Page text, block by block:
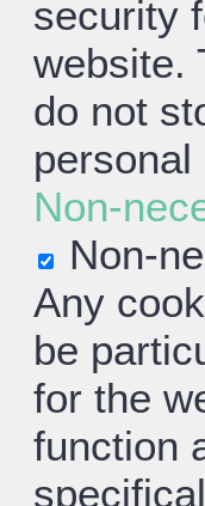
security
website.
do not
personal
Non-
Non-
Any
be
for the
function